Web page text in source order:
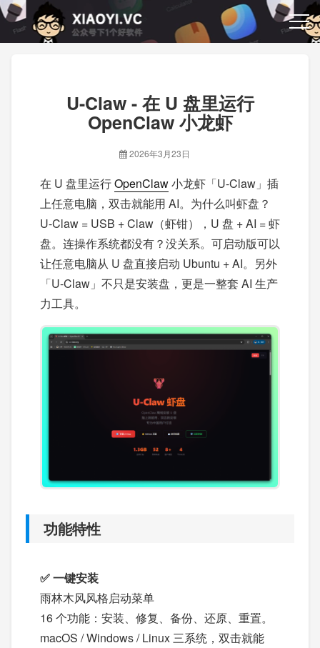
U-Claw - 在 U 盘里运行
OpenClaw 小龙虾
2026年3月23日
在 U 盘里运行OpenClaw小龙虾「U-Claw」插
上任意电脑，双击就能用 AI。为什么叫虾盘？
U-Claw = USB + Claw（虾钳），U 盘 + AI = 虾
盘。连操作系统都没有？没关系。可启动版可以
让任意电脑从 U 盘直接启动 Ubuntu + AI。另外
「U-Claw」不只是安装盘，更是一整套 AI 生产
力工具。
功能特性
✅ 一键安装
雨林木风风格启动菜单
16 个功能：安装、修复、备份、还原、重置。
macOS / Windows / Linux 三系统，双击就能